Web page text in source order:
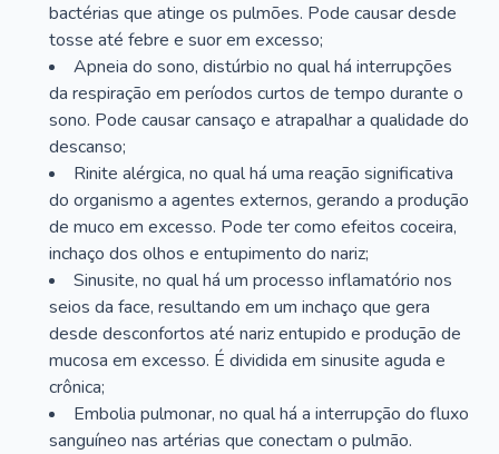
bactérias que atinge os pulmões. Pode causar desde
tosse até febre e suor em excesso;
Apneia do sono, distúrbio no qual há interrupções
da respiração em períodos curtos de tempo durante o
sono. Pode causar cansaço e atrapalhar a qualidade do
descanso;
Rinite alérgica, no qual há uma reação significativa
do organismo a agentes externos, gerando a produção
de muco em excesso. Pode ter como efeitos coceira,
inchaço dos olhos e entupimento do nariz;
Sinusite, no qual há um processo inflamatório nos
seios da face, resultando em um inchaço que gera
desde desconfortos até nariz entupido e produção de
mucosa em excesso. É dividida em sinusite aguda e
crônica;
Embolia pulmonar, no qual há a interrupção do fluxo
sanguíneo nas artérias que conectam o pulmão.